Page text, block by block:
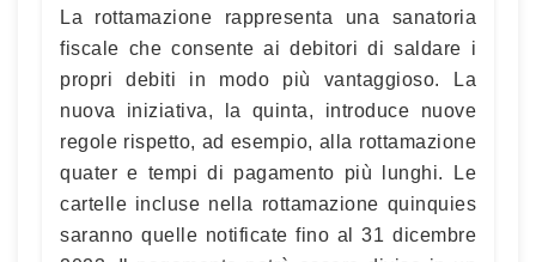
La rottamazione rappresenta una sanatoria
fiscale che consente ai debitori di saldare i
propri debiti in modo più vantaggioso. La
nuova iniziativa, la quinta, introduce nuove
regole rispetto, ad esempio, alla rottamazione
quater e tempi di pagamento più lunghi. Le
cartelle incluse nella rottamazione quinquies
saranno quelle notificate fino al 31 dicembre